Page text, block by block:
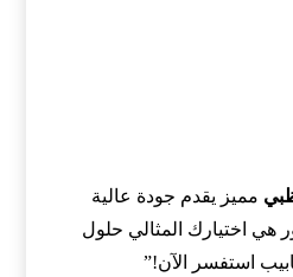
مميز يقدم جودة عالية
هي اختيارك المثالي حلول
استفسر الآن!”